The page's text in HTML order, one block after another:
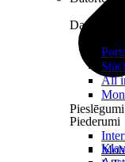
Pieslēgumi
Datori un
All
Piederumi